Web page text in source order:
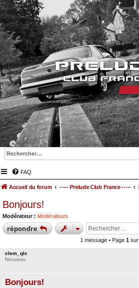
FAQ
Accueil du forum ----- Prelude Club France -----
Bonjours!
Modérateur : Modérateurs
répondre
1 message • Page 1 sur
clem_qlc
Nouveau
Bonjours!